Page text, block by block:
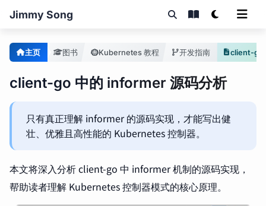
Jimmy Song
主页 图书 Kubernetes 教程 开发指南 client-go
client-go 中的 informer 源码分析
只有真正理解 informer 的源码实现，才能写出健
壮、优雅且高性能的 Kubernetes 控制器。
本文将深入分析 client-go 中 informer 机制的源码实现，
帮助读者理解 Kubernetes 控制器模式的核心原理。